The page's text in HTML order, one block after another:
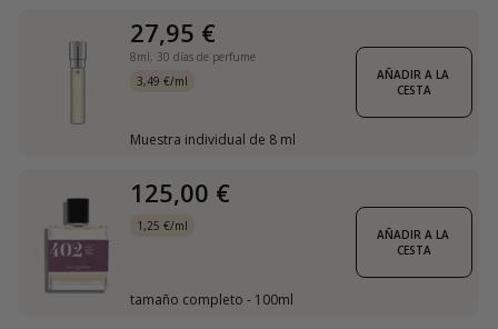
27,95 €
8ml, 30 días de perfume
3,49 €/ml
Muestra individual de 8 ml
AÑADIR A LA
CESTA
125,00 €
1,25 €/ml
tamaño completo - 100ml
AÑADIR A LA
CESTA